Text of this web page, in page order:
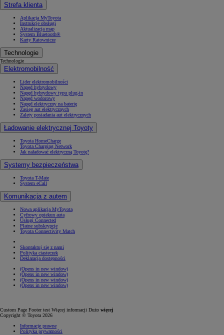
Strefa klienta
Aplikacja MyToyota
Instrukcje obsługi
Aktualizacja map
System Bluetooth®
Karty Ratownicze
Technologie
Technologie
Elektromobilność
Lider elektromobilności
Napęd hybrydowy
Napęd hybrydowy typu plug-in
Napęd wodorowy
Napęd elektryczny na baterię
Zasięg aut elektrycznych
Zalety posiadania aut elektrycznych
Ładowanie elektrycznej Toyoty
Toyota HomeCharge
Toyota Charging Network
Jak naładować elektryczną Toyotę?
Systemy bezpieczeństwa
Toyota T-Mate
System eCall
Komunikacja z autem
Nowa aplikacja MyToyota
Cyfrowy opiekun auta
Usługi Connected
Płatne subskrypcje
Toyota Connectivity Match
Skontaktuj się z nami
Polityka ciasteczek
Deklaracja dostępności
(Opens in new window)
(Opens in new window)
(Opens in new window)
(Opens in new window)
Custom Page Footer test Więcej informacji Dużo więcej
Copyright © Toyota 2026
Informacje prawne
Polityka prywatności